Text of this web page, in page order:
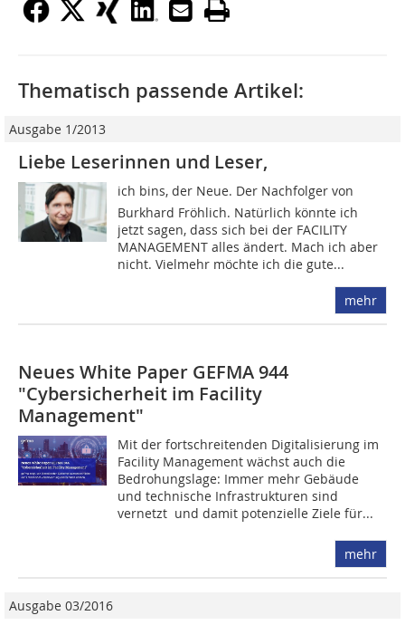
Thematisch passende Artikel:
Ausgabe 1/2013
Liebe Leserinnen und Leser,
ich bins, der Neue. Der Nachfolger von
Burkhard Fröhlich. Natürlich könnte ich
jetzt sagen, dass sich bei der FACILITY
MANAGEMENT alles ändert. Mach ich aber
nicht. Vielmehr möchte ich die gute...
mehr
Neues White Paper GEFMA 944
"Cybersicherheit im Facility
Management"
Mit der fortschreitenden Digitalisierung im
Facility Management wächst auch die
Bedrohungslage: Immer mehr Gebäude
und technische Infrastrukturen sind
vernetzt  und damit potenzielle Ziele für...
mehr
Ausgabe 03/2016